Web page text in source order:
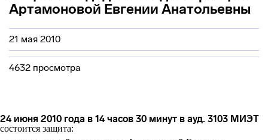
Артамоновой Евгении Анатольевны
21 мая 2010
4632 просмотра
24 июня 2010 года в 14 часов 30 минут в ауд. 3103 МИЭТ
состоится защита: